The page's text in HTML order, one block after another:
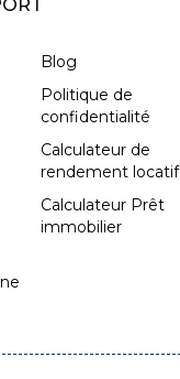
Blog
Politique de
confidentialité
Calculateur de
rendement locatif
Calculateur Prêt
immobilier